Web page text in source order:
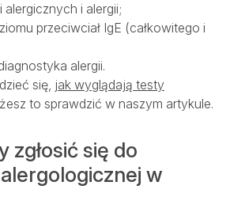
i alergii;
przeciwciał IgE (całkowitego i
alergii.
się, jak wyglądają testy
to sprawdzić w naszym artykule.
zgłosić się do
w